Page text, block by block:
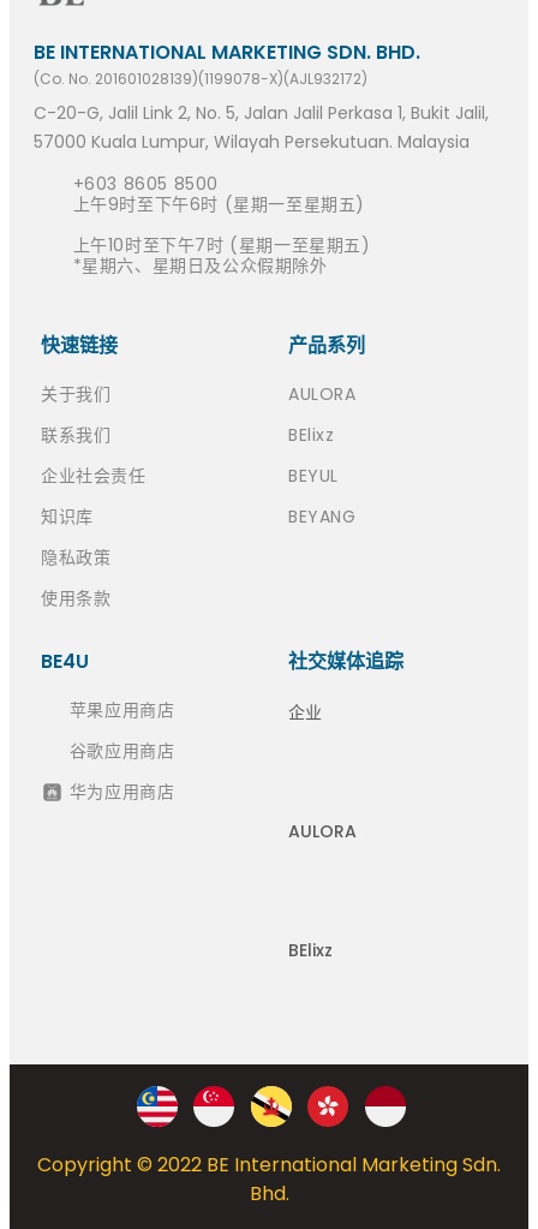
BE INTERNATIONAL MARKETING SDN. BHD.
(Co. No. 201601028139)(1199078-X)(AJL932172)
C-20-G, Jalil Link 2, No. 5, Jalan Jalil Perkasa 1, Bukit Jalil,
57000 Kuala Lumpur, Wilayah Persekutuan. Malaysia
+603 8605 8500
上午9时至下午6时 (星期一至星期五)
上午10时至下午7时 (星期一至星期五)
*星期六、星期日及公众假期除外
快速链接​
关于我们
联系我们
企业社会责任
知识库
隐私政策
使用条款
产品系列
AULORA
BElixz
BEYUL
BEYANG
BE4U
苹果应用商店
谷歌应用商店
华为应用商店
社交媒体追踪
企业
AULORA
BElixz
Copyright © 2022 BE International Marketing Sdn.
Bhd.